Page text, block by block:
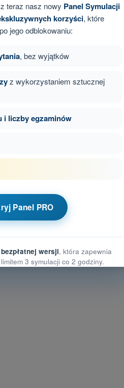
A3 - kompetencje
A3 - Ogólna wiedza o BSP
teraz nasz nowy Panel Symulacji
korzyści, które
jego odblokowaniu:
, bez wyjątków
z wykorzystaniem sztucznej
i liczby egzaminów
Panel PRO
bezpłatnej wersji, która zapewnia
3 symulacji co 2 godziny.